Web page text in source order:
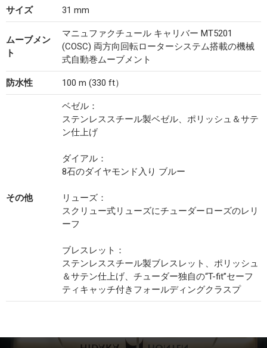
サイズ 31 mm
ムーブメン
ト
マニュファクチュール キャリバー MT5201
(COSC) 両方向回転ローターシステム搭載の機械
式自動巻ムーブメント
防水性 100 m (330 ft）
その他
ベゼル：
ステンレススチール製ベゼル、ポリッシュ＆サテ
ン仕上げ
ダイアル：
8石のダイヤモンド入り ブルー
リューズ：
スクリュー式リューズにチューダーローズのレリ
ーフ
ブレスレット：
ステンレススチール製ブレスレット、ポリッシュ
＆サテン仕上げ、チューダー独自の“T-fit”セーフ
ティキャッチ付きフォールディングクラスプ